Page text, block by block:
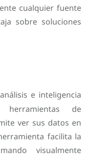
cualquier fuente
sobre soluciones
e inteligencia
herramientas de
ver sus datos en
facilita la
visualmente